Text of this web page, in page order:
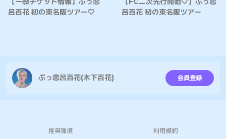
呂百花 初の東名阪ツアー🤍
呂百花 初の東名阪ツアー
ぶっ恋呂百花(木下百花) 会員登録
推奨環境 利用規約